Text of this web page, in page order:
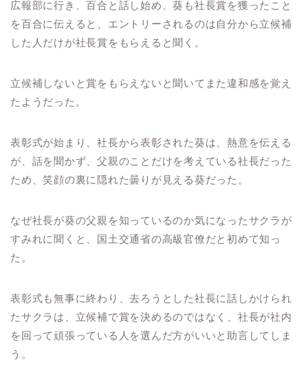
広報部に行き、百合と話し始め、葵も社長賞を獲ったこと
を百合に伝えると、エントリーされるのは自分から立候補
した人だけが社長賞をもらえると聞く。
立候補しないと賞をもらえないと聞いてまた違和感を覚え
たようだった。
表彰式が始まり、社長から表彰された葵は、熱意を伝える
が、話を聞かず、父親のことだけを考えている社長だった
ため、笑顔の裏に隠れた曇りが見える葵だった。
なぜ社長が葵の父親を知っているのか気になったサクラが
すみれに聞くと、国土交通省の高級官僚だと初めて知っ
た。
表彰式も無事に終わり、去ろうとした社長に話しかけられ
たサクラは、立候補で賞を決めるのではなく、社長が社内
を回って頑張っている人を選んだ方がいいと助言してしま
う。